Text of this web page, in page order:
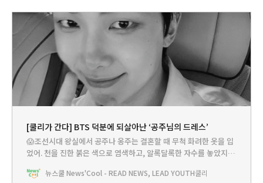
[쿨리가 간다] BTS 덕분에 되살아난 ‘공주님의 드레스’
😱조선시대 왕실에서 공주나 옹주는 결혼할 때 무척 화려한 옷을 입
었어. 천을 진한 붉은 색으로 염색하고, 알록달록한 자수를 놓았지.
이 결혼을 할 때 입는 옷을 ‘활옷’이라고 해. 지금은 활옷을 입는 사람
뉴스쿨 News'Cool - READ NEWS, LEAD YOUTH쿨리